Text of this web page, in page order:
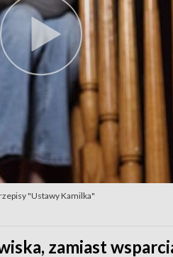
"Ustawy Kamilka"
zamiast